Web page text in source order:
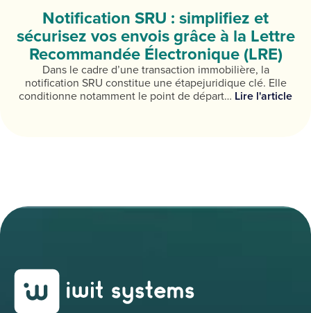
Notification SRU : simplifiez et
sécurisez vos envois grâce à la Lettre
Recommandée Électronique (LRE)
Dans le cadre d’une transaction immobilière, la
notification SRU constitue une étapejuridique clé. Elle
conditionne notamment le point de départ… Lire l'article